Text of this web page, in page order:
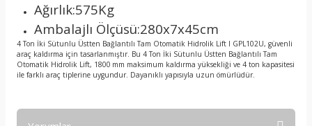
Ağırlık:575Kg
Ambalajlı Ölçüsü:280x7x45cm
4 Ton İki Sütunlu Üstten Bağlantılı Tam Otomatik Hidrolik Lift I GPL102U, güvenli
araç kaldırma için tasarlanmıştır. Bu 4 Ton İki Sütunlu Üstten Bağlantılı Tam
Otomatik Hidrolik Lift, 1800 mm maksimum kaldırma yüksekliği ve 4 ton kapasitesi
ile farklı araç tiplerine uygundur. Dayanıklı yapısıyla uzun ömürlüdür.